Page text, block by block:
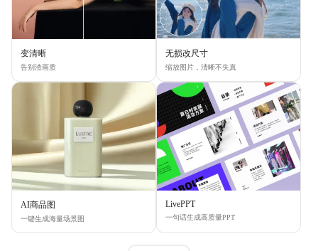
变清晰
告别渣画质
无损改尺寸
缩放图片，清晰不失真
AI商品图
一键生成海量场景图
LivePPT
一句话生成高质量PPT